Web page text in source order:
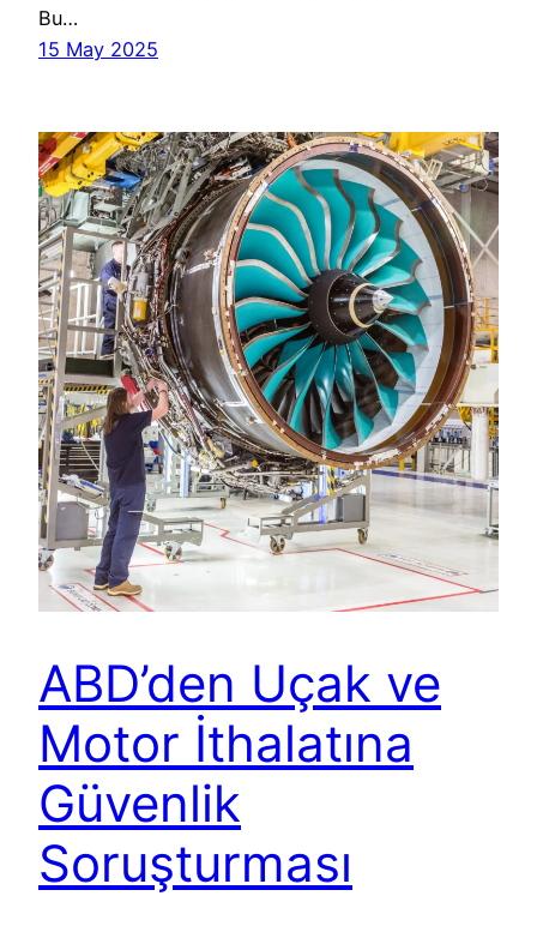
Bu…
15 May 2025
ABD’den Uçak ve
Motor İthalatına
Güvenlik
Soruşturması